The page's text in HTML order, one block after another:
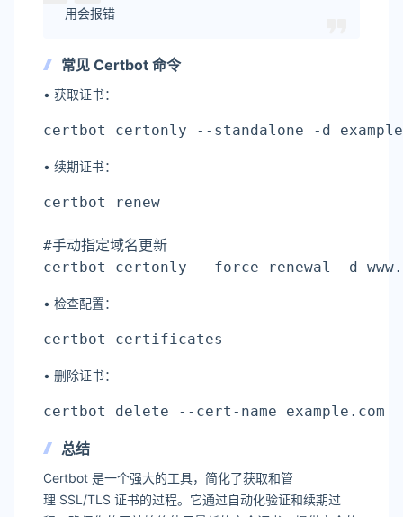
用会报错
常见 Certbot 命令
• 获取证书：
certbot certonly --standalone -d
• 续期证书：
certbot renew
#手动指定域名更新
certbot certonly --force-renewal -d
• 检查配置：
certbot certificates
• 删除证书：
certbot delete --cert-name example.com
总结
Certbot 是一个强大的工具，简化了获取和管
理 SSL/TLS 证书的过程。它通过自动化验证和续期过